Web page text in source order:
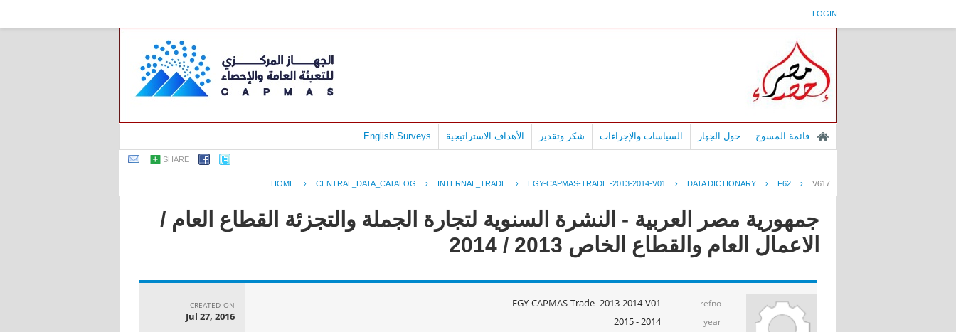
LOGIN
قائمة المسوح حول الجهاز السياسات والإجراءات شكر وتقدير الأهداف الاستراتيجية English Surveys
SHARE
HOME › CENTRAL_DATA_CATALOG › INTERNAL_TRADE › EGY-CAPMAS-TRADE -2013-2014-V01 › DATA DICTIONARY › F62 › V617
جمهورية مصر العربية - النشرة السنوية لتجارة الجملة والتجزئة القطاع العام /
الاعمال العام والقطاع الخاص 2013 / 2014
refno
EGY-CAPMAS-Trade -2013-2014-V01
year
2014 - 2015
CREATED_ON
Jul 27, 2016